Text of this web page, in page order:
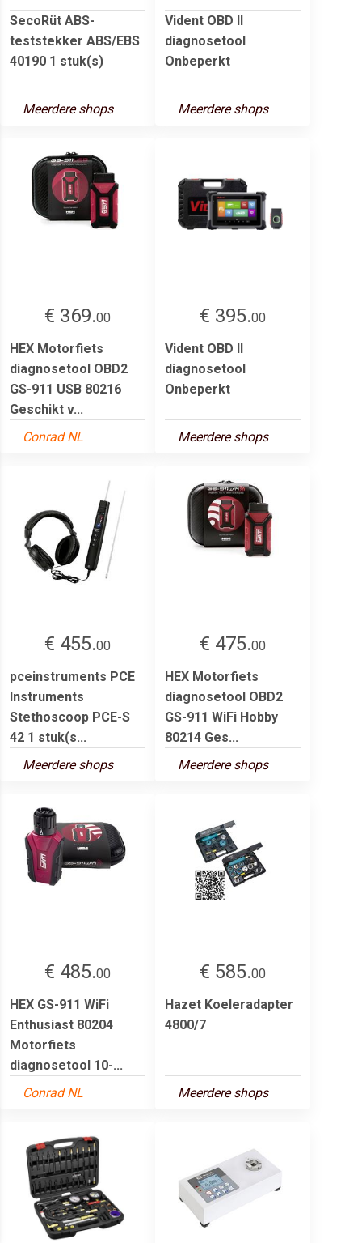
SecoRüt ABS-
teststekker ABS/EBS
40190 1 stuk(s)
Meerdere shops
Vident OBD II
diagnosetool
Onbeperkt
Meerdere shops
€ 369.00
HEX Motorfiets
diagnosetool OBD2
GS-911 USB 80216
Geschikt v...
Conrad NL
€ 395.00
Vident OBD II
diagnosetool
Onbeperkt
Meerdere shops
€ 455.00
pceinstruments PCE
Instruments
Stethoscoop PCE-S
42 1 stuk(s...
Meerdere shops
€ 475.00
HEX Motorfiets
diagnosetool OBD2
GS-911 WiFi Hobby
80214 Ges...
Meerdere shops
€ 485.00
HEX GS-911 WiFi
Enthusiast 80204
Motorfiets
diagnosetool 10-...
Conrad NL
€ 585.00
Hazet Koeleradapter
4800/7
Meerdere shops